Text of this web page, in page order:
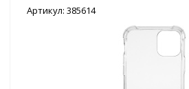
Артикул: 385614